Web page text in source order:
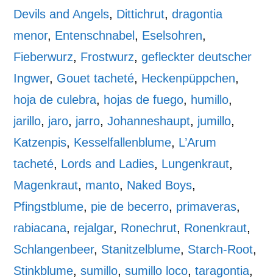
Devils and Angels, Dittichrut,dragontia
menor, Entenschnabel , Eselsohren,
Fieberwurz, Frostwurz,gefleckter deutscher
Ingwer, Gouet tacheté, Heckenpüppchen,
hoja de culebra, hojas de fuego, humillo,
jarillo, jaro, jarro,Johanneshaupt, jumillo,
Katzenpis, Kesselfallenblume, L’Arum
tacheté, Lords and Ladies, Lungenkraut,
Magenkraut, manto, Naked Boys,
Pfingstblume, pie de becerro, primaveras,
rabiacana, rejalgar, Ronechrut, Ronenkraut,
Schlangenbeer, Stanitzelblume, Starch-Root,
Stinkblume,sumillo,sumillo loco,taragontia,